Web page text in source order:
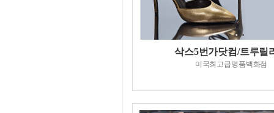
삭스5번가닷컴/트루릴
미국최고급명품백화점